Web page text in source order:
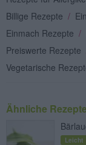
Billige Rezepte /
Einmach Rezepte /
Preiswerte Rezepte
Vegetarische
Ähnliche Rezepte
Leicht